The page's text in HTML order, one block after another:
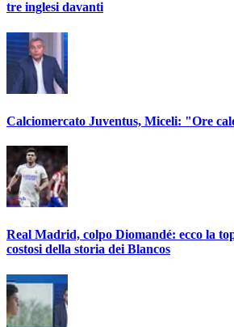
tre inglesi davanti
Calciomercato Juventus, Miceli: "Ore
Real Madrid, colpo Diomandé: ecco la
costosi della storia dei Blancos